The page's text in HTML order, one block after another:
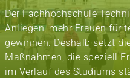
Der Fachhochschule
Anliegen, mehr Frauen für
gewinnen. Deshalb setzt
Maßnahmen, die speziell
im Verlauf des Studiums